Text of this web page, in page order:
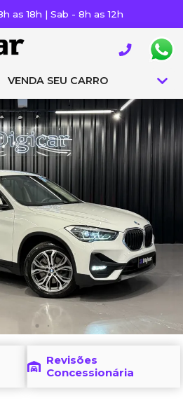
as 18h | Sab - 8h as 12h
VENDA SEU CARRO
Revisões
Concessionária